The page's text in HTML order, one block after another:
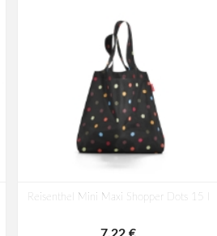
Reisenthel Mini Maxi Shopper Dots 15 l